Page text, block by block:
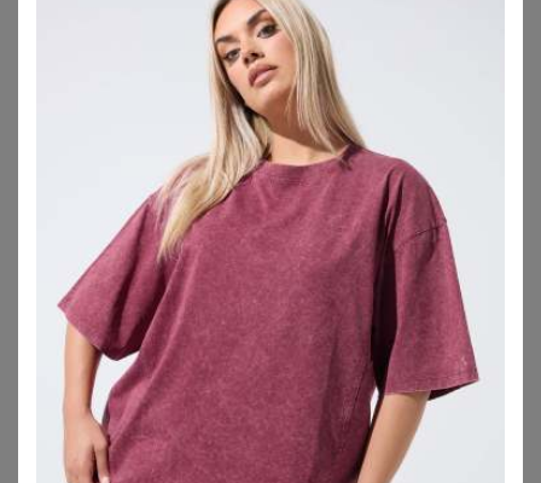
Charmline Shape-Badeanzug Textured Dimension schwarz
BREUNINGER
CHARMLINE
74,99€
BREUNINGER